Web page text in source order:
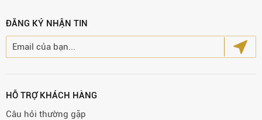
ĐĂNG KÝ NHẬN TIN
HỖ TRỢ KHÁCH HÀNG
Câu hỏi thường gặp